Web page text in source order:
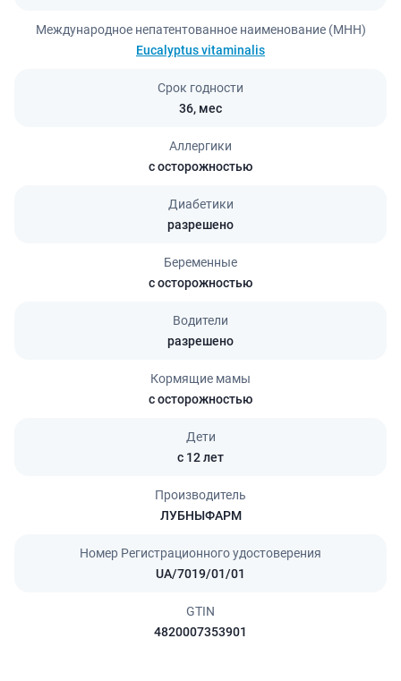
Международное непатентованное наименование (МНН)
Eucalyptus vitaminalis
Срок годности
36, мес
Аллергики
с осторожностью
Диабетики
разрешено
Беременные
с осторожностью
Водители
разрешено
Кормящие мамы
с осторожностью
Дети
с 12 лет
Производитель
ЛУБНЫФАРМ
Номер Регистрационного удостоверения
UA/7019/01/01
GTIN
4820007353901